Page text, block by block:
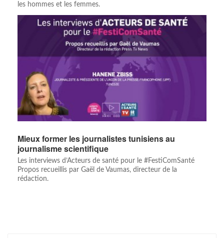
les hommes et les femmes.
Mieux former les journalistes tunisiens au
journalisme scientifique
Les interviews d’Acteurs de santé pour le #FestiComSanté
Propos recueillis par Gaël de Vaumas, directeur de la
rédaction.